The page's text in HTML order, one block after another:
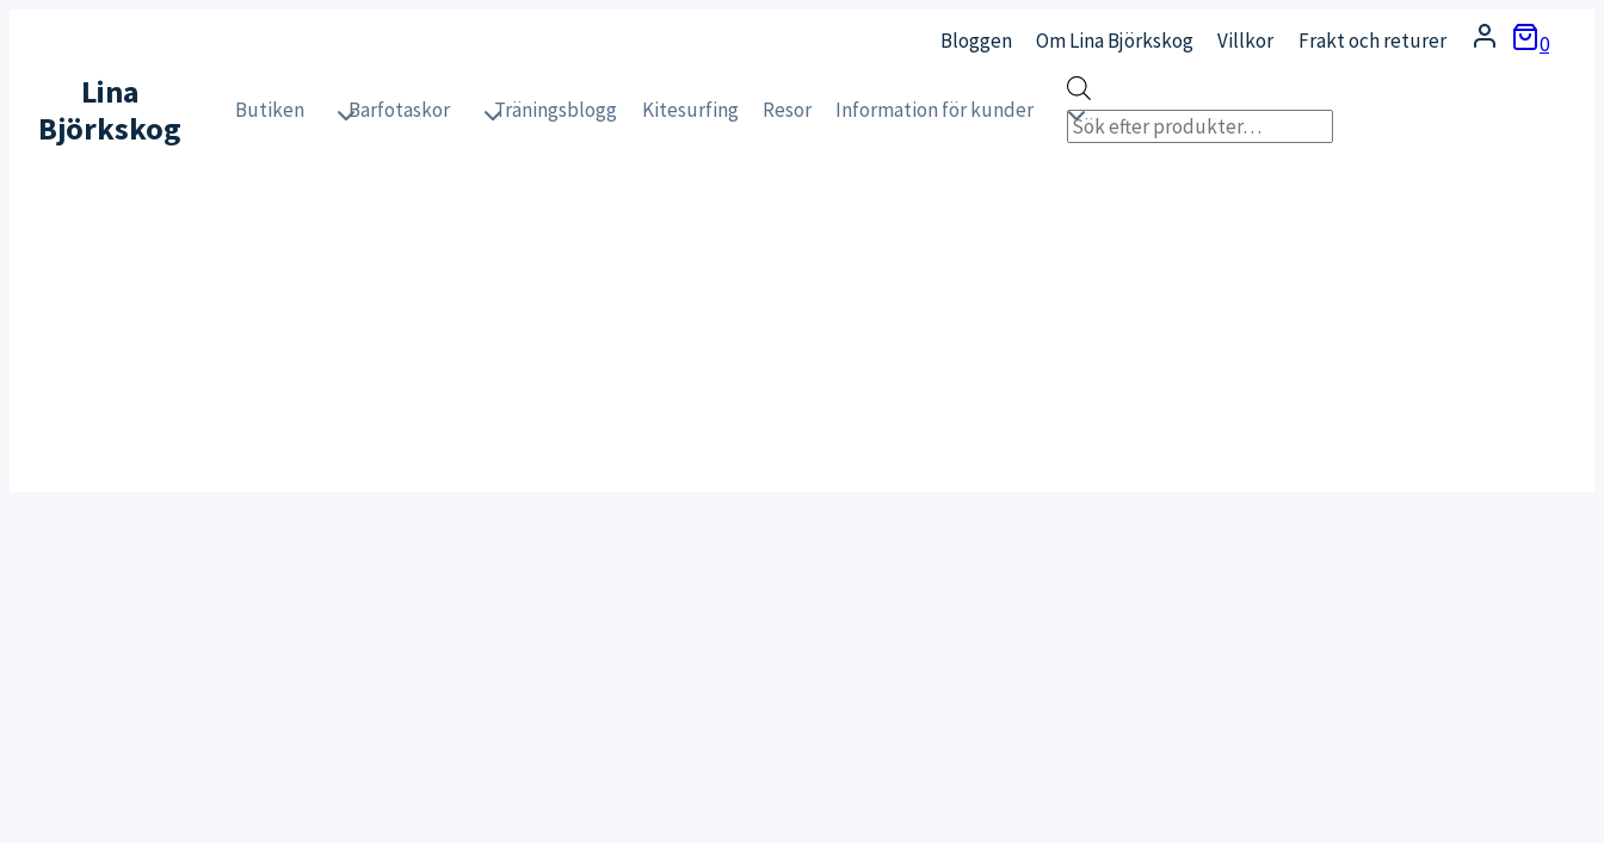
Bloggen Om Lina Björkskog Villkor Frakt och returer 0
Lina
Björkskog
Butiken Barfotaskor Träningsblogg Kitesurfing Resor Information för kunder
Products
search